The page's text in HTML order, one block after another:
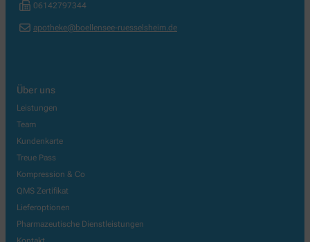
06142797344
apotheke@boellensee-ruesselsheim.de
Über uns
Leistungen
Team
Kundenkarte
Treue Pass
Kompression & Co
QMS Zertifikat
Lieferoptionen
Pharmazeutische Dienstleistungen